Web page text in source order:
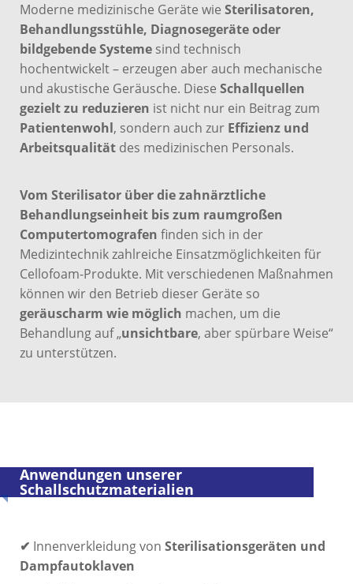
Moderne medizinische Geräte wie Sterilisatoren,
Behandlungsstühle, Diagnosegeräte oder
bildgebende Systeme sind technisch
hochentwickelt – erzeugen aber auch mechanische
und akustische Geräusche. Diese Schallquellen
gezielt zu reduzieren ist nicht nur ein Beitrag zum
Patientenwohl, sondern auch zur Effizienz und
Arbeitsqualität des medizinischen Personals.
Vom Sterilisator über die zahnärztliche
Behandlungseinheit bis zum raumgroßen
Computertomografen finden sich in der
Medizintechnik zahlreiche Einsatzmöglichkeiten für
Cellofoam-Produkte. Mit verschiedenen Maßnahmen
können wir den Betrieb dieser Geräte so
geräuscharm wie möglich machen, um die
Behandlung auf „unsichtbare, aber spürbare Weise“
zu unterstützen.
Anwendungen unserer
Schallschutzmaterialien
✔ Innenverkleidung von Sterilisationsgeräten und
Dampfautoklaven